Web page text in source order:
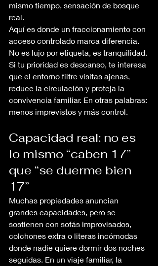
mismo tiempo, sensación de bosque
real.
Aquí es donde un fraccionamiento con
acceso controlado marca diferencia.
No es lujo por etiqueta, es tranquilidad.
Si tu prioridad es descanso, te interesa
que el entorno filtre visitas ajenas,
reduce la circulación y proteja la
convivencia familiar. En otras palabras:
menos imprevistos y más control.
Capacidad real: no es
lo mismo “caben 17”
que “se duerme bien
17”
Muchas propiedades anuncian
grandes capacidades, pero se
sostienen con sofás improvisados,
colchones extra o literas incómodas
donde nadie quiere dormir dos noches
seguidas. En un viaje familiar, la